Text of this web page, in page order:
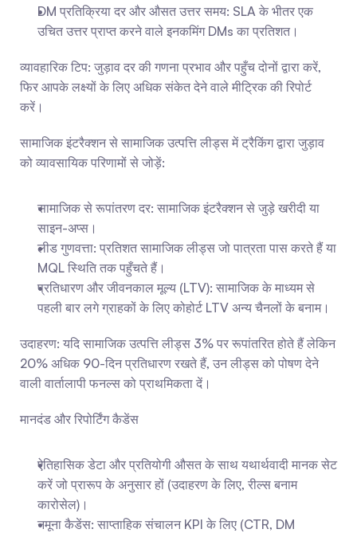
DM प्रतिक्रिया दर और औसत उत्तर समय: SLA के भीतर एक
उचित उत्तर प्राप्त करने वाले इनकमिंग DMs का प्रतिशत।
व्यावहारिक टिप: जुड़ाव दर की गणना प्रभाव और पहुँच दोनों द्वारा करें,
फिर आपके लक्ष्यों के लिए अधिक संकेत देने वाले मीट्रिक की रिपोर्ट
करें।
सामाजिक इंटरैक्शन से सामाजिक उत्पत्ति लीड्स में ट्रैकिंग द्वारा जुड़ाव
को व्यावसायिक परिणामों से जोड़ें:
सामाजिक से रूपांतरण दर: सामाजिक इंटरैक्शन से जुड़े खरीदी या
साइन-अप्स।
लीड गुणवत्ता: प्रतिशत सामाजिक लीड्स जो पात्रता पास करते हैं या
MQL स्थिति तक पहुँचते हैं।
प्रतिधारण और जीवनकाल मूल्य (LTV): सामाजिक के माध्यम से
पहली बार लगे ग्राहकों के लिए कोहोर्ट LTV अन्य चैनलों के बनाम।
उदाहरण: यदि सामाजिक उत्पत्ति लीड्स 3% पर रूपांतरित होते हैं लेकिन
20% अधिक 90-दिन प्रतिधारण रखते हैं, उन लीड्स को पोषण देने
वाली वार्तालापी फनल्स को प्राथमिकता दें।
मानदंड और रिपोर्टिंग कैडेंस
ऐतिहासिक डेटा और प्रतियोगी औसत के साथ यथार्थवादी मानक सेट
करें जो प्रारूप के अनुसार हों (उदाहरण के लिए, रील्स बनाम
कारोसेल)।
नमूना कैडेंस: साप्ताहिक संचालन KPI के लिए (CTR, DM